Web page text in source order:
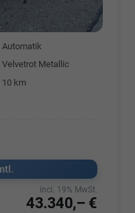
Automatik
Velvetrot Metallic
10 km
43.340,– €
incl. 19% MwSt.